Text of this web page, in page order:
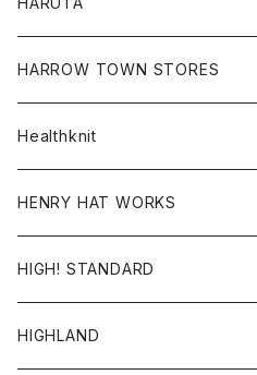
スウェット
カーディガン
コート
ボトム
パンツ
ロンTEE
HARROW TOWN STORES
Healthknit
HENRY HAT WORKS
帽子
HIGH! STANDARD
アウター
HIGHLAND